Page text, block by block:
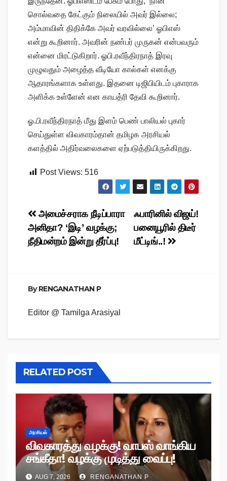
சொல்வதை கேட்கும் நிலையில் அவர் இல்லை;
அம்மாவின் திதிக்கே அவர் வரவில்லை’ ஓபிஎஸ்
என்று கூறினார். அவரின் நண்பர் முருகன் என்பவரும்
என்னை மிரட்டுகிறார். ஓபி.ரவீந்திரநாத் இரவு
முழுவதும் அழைத்த வீடியோ கால்கள் எனக்கு
ஆதாரங்களாக உள்ளது. இதனை டிஜிபியிடம் புகாராக
அளிக்க உள்ளேன் என காயத்ரி தேவி கூறினார்.
ஓ.பி.ரவீந்திரநாத் மீது இளம் பெண் பாலியல் புகார்
செய்துள்ள விவகாரம்தான் தமிழக அரசியல்
களத்தில் அதிர்வலைகளை ஏற்படுத்தியிருக்கிறது.
Post Views: 516
Post
navigation
ஃபாரினில் விஜய்!
பனையூரில் திடீர்
மீட்டிங்..!
அமைச்சராக நீடிப்பாரா
அனிதா? ‘இடி’ வழக்கு;
நீதிமன்றம் இன்று தீர்ப்பு!
ByRENGANATHAN P
Editor @ Tamilga Arasiyal
RELATED POST
அரசியல்
விவகாரத்து வழக்கு! வாபஸ் வாங்கிய
சங்கீதா! வழக்கு முடித்து வைப்பு!
AUG 7, 2026 RENGANATHAN P